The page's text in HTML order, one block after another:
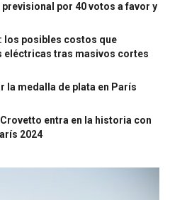
por 40 votos a favor y
los posibles costos que
eléctricas tras masivos cortes
la medalla de plata en París
entra en la historia con
2024